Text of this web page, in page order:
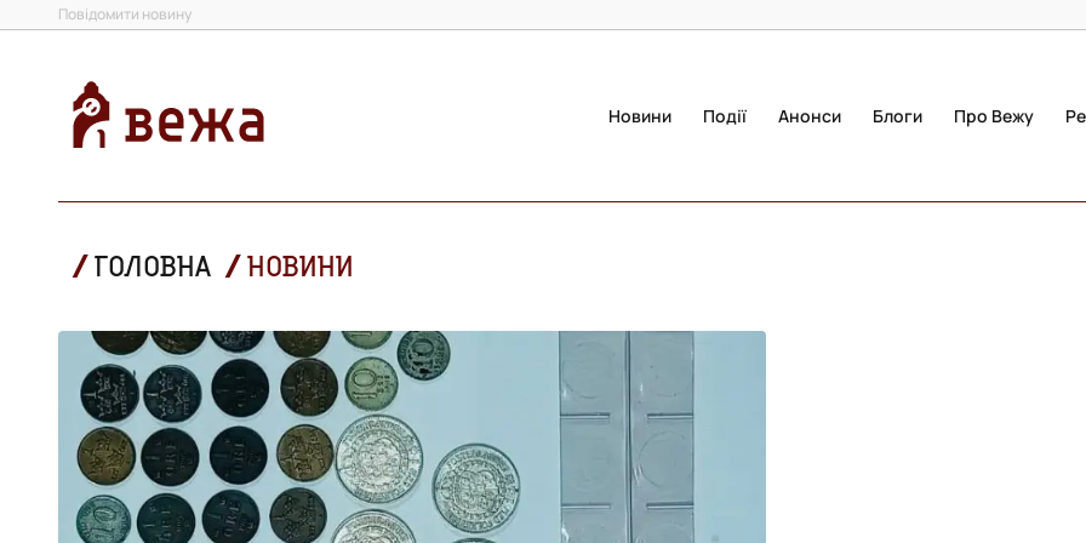
Повідомити новину
Новини Події Анонси Блоги Про Вежу
ГОЛОВНА НОВИНИ